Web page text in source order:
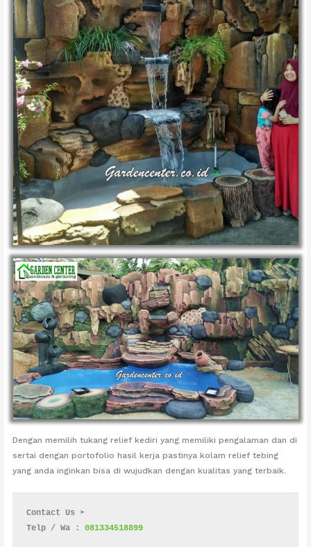
Dengan memilih tukang relief kediri yang memiliki pengalaman dan di
sertai dengan portofolio hasil kerja pastinya kolam relief tebing
yang anda inginkan bisa di wujudkan dengan kualitas yang terbaik.
Contact Us ➤
Telp / Wa : 081334518899